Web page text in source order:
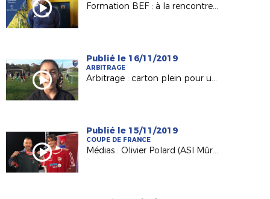
Formation BEF : à la rencontre de Benjamin Gauvin, candidat BEF en Apprentissage (AS Bourny Laval)
Publié le 16/11/2019
ARBITRAGE
Arbitrage : carton plein pour une formation 100% féminine !
Publié le 15/11/2019
COUPE DE FRANCE
Médias : Olivier Polard (ASI Mûrs-Erigné) invité de France 3